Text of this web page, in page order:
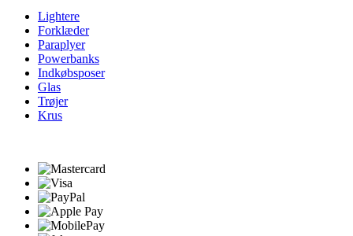
Lightere
Forklæder
Paraplyer
Powerbanks
Indkøbsposer
Glas
Trøjer
Krus